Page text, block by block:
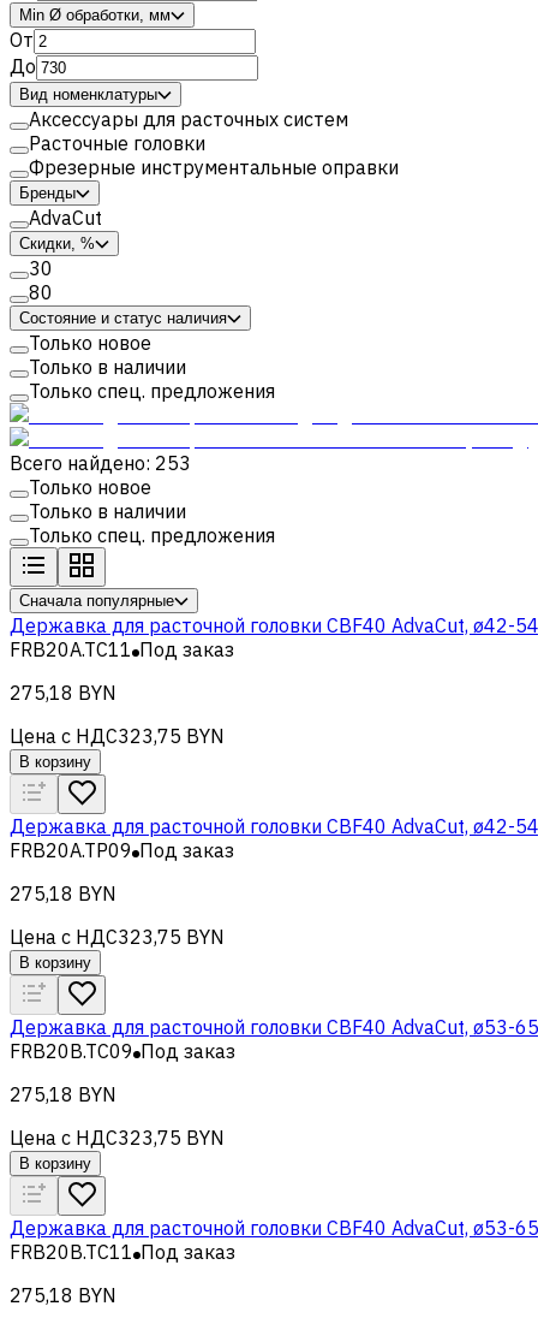
Min Ø обработки, мм
От
До
Вид номенклатуры
Аксессуары для расточных систем
Расточные головки
Фрезерные инструментальные оправки
Бренды
AdvaCut
Скидки, %
30
80
Состояние и статус наличия
Только новое
Только в наличии
Только спец. предложения
Всего найдено: 253
Только новое
Только в наличии
Только спец. предложения
Сначала популярные
Державка для расточной головки CBF40 AdvaCut, ø42-
FRB20A.TC11 Под заказ
275,18 BYN
Цена с НДС323,75 BYN
В корзину
Державка для расточной головки CBF40 AdvaCut, ø42-
FRB20A.TP09 Под заказ
275,18 BYN
Цена с НДС323,75 BYN
В корзину
Державка для расточной головки CBF40 AdvaCut, ø53-
FRB20B.TC09 Под заказ
275,18 BYN
Цена с НДС323,75 BYN
В корзину
Державка для расточной головки CBF40 AdvaCut, ø53-
FRB20B.TC11 Под заказ
275,18 BYN